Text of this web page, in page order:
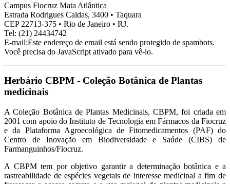
Campus Fiocruz Mata Atlântica
Estrada Rodrigues Caldas, 3400 • Taquara
CEP 22713-375 • Rio de Janeiro • RJ.
Tel: (21) 24434742
E-mail:Este endereço de email está sendo protegido de spambots.
Você precisa do JavaScript ativado para vê-lo.
Herbário CBPM - Coleção Botânica de Plantas
medicinais
A Coleção Botânica de Plantas Medicinais, CBPM, foi criada em
2001 com apoio do Instituto de Tecnologia em Fármacos da Fiocruz
e da Plataforma Agroecológica de Fitomedicamentos (PAF) do
Centro de Inovação em Biodiversidade e Saúde (CIBS) de
Farmanguinhos/Fiocruz.
A CBPM tem por objetivo garantir a determinação botânica e a
rastreabilidade de espécies vegetais de interesse medicinal a fim de